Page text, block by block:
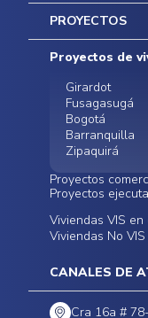
Inicio
Mapa del sitio
Postventas
Contratación
Noticias
PROYECTOS
Proyectos de
Girardot
Fusagasugá
Bogotá
Barranquilla
Zipaquirá
Proyectos
Funza
Bodegas -
Proyectos
Conoce
proyectos
Viviendas VIS
Viviendas No
CANALES DE
Cra 16a #